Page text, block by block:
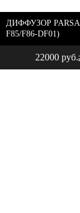
22000 руб.
ДИФФУЗОР
F85/F86-DF01)